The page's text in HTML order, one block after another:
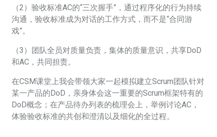
（2）验收标准AC的“三次握手”，通过程序化的行为持续
沟通，验收标准成为对话的工作方式，而不是“合同游
戏”。
（3）团队全员对质量负责，集体的质量意识，共享DoD
和AC，共同担责。
在CSM课堂上我会带领大家一起模拟建立Scrum团队针对
某一产品的DoD，亲身体会这一重要的Scrum框架特有的
DoD概念；在产品待办列表的梳理会上，举例讨论AC，
体验验收标准的共创和澄清以及细化的全过程。